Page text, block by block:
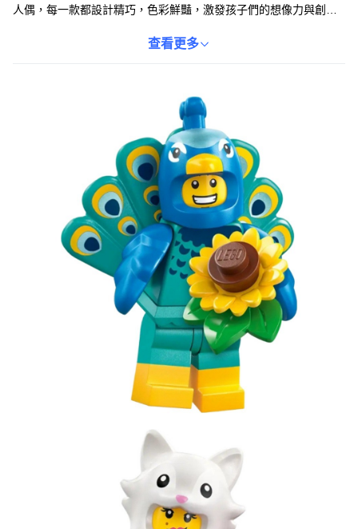
人偶，每一款都設計精巧，色彩鮮豔，激發孩子們的想像力與創造
力，同時也能在角色扮演的過程中，體驗到無窮的樂趣。適合5歲以
查看更多